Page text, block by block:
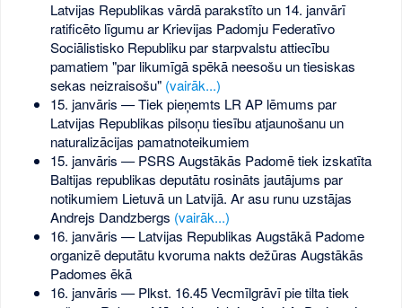
Latvijas Republikas vārdā parakstīto un 14. janvārī
ratificēto līgumu ar Krievijas Padomju Federatīvo
Sociālistisko Republiku par starpvalstu attiecību
pamatiem "par likumīgā spēkā neesošu un tiesiskas
sekas neizraisošu" (vairāk...)
15. janvāris — Tiek pieņemts LR AP lēmums par
Latvijas Republikas pilsoņu tiesību atjaunošanu un
naturalizācijas pamatnoteikumiem
15. janvāris — PSRS Augstākās Padomē tiek izskatīta
Baltijas republikas deputātu rosināts jautājums par
notikumiem Lietuvā un Latvijā. Ar asu runu uzstājas
Andrejs Dandzbergs (vairāk...)
16. janvāris — Latvijas Republikas Augstākā Padome
organizē deputātu kvoruma nakts dežūras Augstākās
Padomes ēkā
16. janvāris — Plkst. 16.45 Vecmīlgrāvī pie tilta tiek